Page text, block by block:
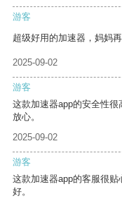
游客
超级好用的加速器，妈妈
2025-09-02
游客
这款加速器app的安全性
放心。
2025-09-02
游客
这款加速器app的客服很
好。